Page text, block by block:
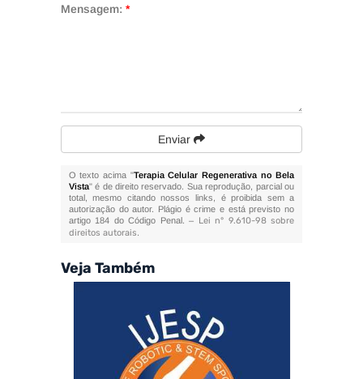
Mensagem: *
Enviar
O texto acima "Terapia Celular Regenerativa no Bela
Vista" é de direito reservado. Sua reprodução, parcial ou
total, mesmo citando nossos links, é proibida sem a
autorização do autor. Plágio é crime e está previsto no
artigo 184 do Código Penal. – Lei n° 9.610-98 sobre
direitos autorais.
Veja Também